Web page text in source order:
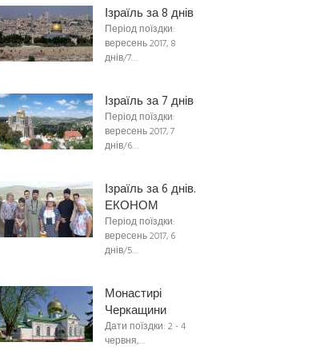
Ізраїль за 8 днів
Період поїздки:
вересень 2017, 8
днів/7…
Ізраїль за 7 днів
Період поїздки:
вересень 2017, 7
днів/6…
Ізраїль за 6 днів.
ЕКОНОМ
Період поїздки:
вересень 2017, 6
днів/5…
Монастирі
Черкащини
Дати поїздки: 2 - 4
червня,…